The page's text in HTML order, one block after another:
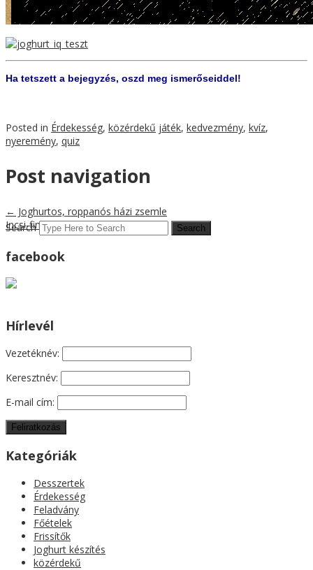
Ha tetszett a bejegyzés, oszd meg ismerőseiddel!
Posted in Érdekesség, közérdekű játék, kedvezmény, kvíz,
nyeremény, quiz
Post navigation
← Joghurtos, roppanós házi zsemle
Incsi-fincsi paleo diós süti→
Search
facebook
Hírlevél
Vezetéknév:
Keresztnév:
E-mail cím:
Kategóriák
Desszertek
Érdekesség
Feladvány
Főételek
Frissítők
Joghurt készítés
közérdekű